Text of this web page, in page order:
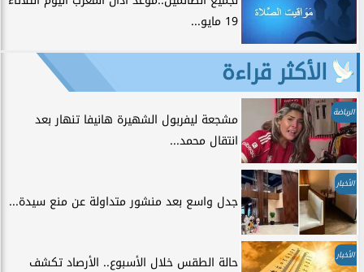
19 مايو...
الأكثر قراءة
الرياضة
مشجعة ليفربول الشهيرة هانيفا تنهار بعد
انتقال محمد...
الأخبار
جدل واسع بعد منشور متداولة عن منع سيدة...
الأخبار
حالة الطقس خلال الأسبوع.. الأرصاد تكشف